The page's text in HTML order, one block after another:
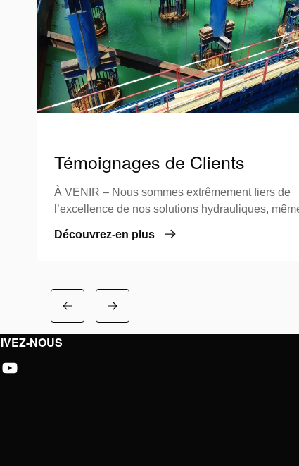
Témoignages de Clients
À VENIR – Nous sommes extrêmement fiers de
l’excellence de nos solutions hydrauliques,
Découvrez-en plus
NOUS